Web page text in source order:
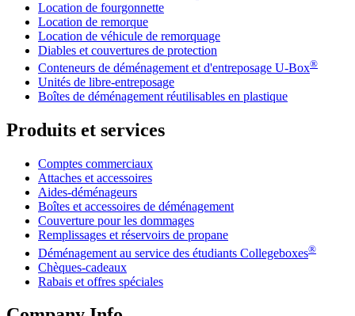
Location de fourgonnette
Location de remorque
Location de véhicule de remorquage
Diables et couvertures de protection
Conteneurs de déménagement et d'entreposage U-Box®
Unités de libre-entreposage
Boîtes de déménagement réutilisables en plastique
Produits et services
Comptes commerciaux
Attaches et accessoires
Aides-déménageurs
Boîtes et accessoires de déménagement
Couverture pour les dommages
Remplissages et réservoirs de propane
Déménagement au service des étudiants Collegeboxes®
Chèques-cadeaux
Rabais et offres spéciales